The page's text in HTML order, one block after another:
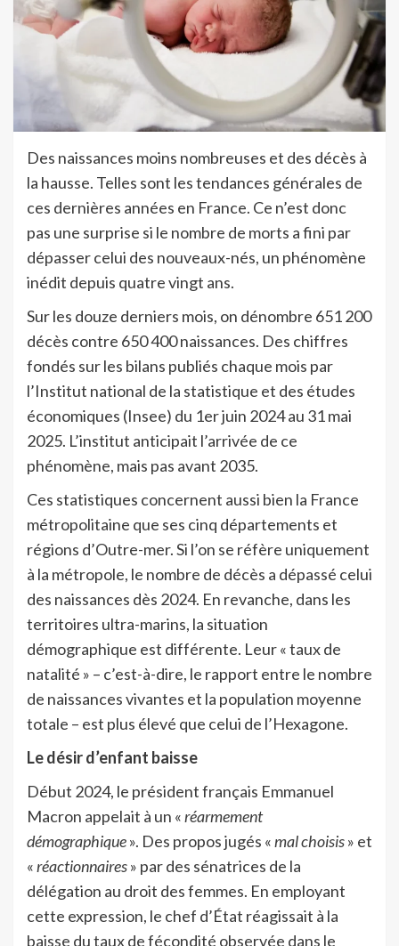
Des naissances moins nombreuses et des décès à
la hausse. Telles sont les tendances générales de
ces dernières années en France. Ce n’est donc
pas une surprise si le nombre de morts a fini par
dépasser celui des nouveaux-nés, un phénomène
inédit depuis quatre vingt ans.
Sur les douze derniers mois, on dénombre 651 200
décès contre 650 400 naissances. Des chiffres
fondés sur les bilans publiés chaque mois par
l’Institut national de la statistique et des études
économiques (Insee) du 1er juin 2024 au 31 mai
2025. L’institut anticipait l’arrivée de ce
phénomène, mais pas avant 2035.
Ces statistiques concernent aussi bien la France
métropolitaine que ses cinq départements et
régions d’Outre-mer. Si l’on se réfère uniquement
à la métropole, le nombre de décès a dépassé celui
des naissances dès 2024. En revanche, dans les
territoires ultra-marins, la situation
démographique est différente. Leur « taux de
natalité » – c’est-à-dire, le rapport entre le nombre
de naissances vivantes et la population moyenne
totale – est plus élevé que celui de l’Hexagone.
Le désir d’enfant baisse
Début 2024, le président français Emmanuel
Macron appelait à un «réarmement
démographique». Des propos jugés «mal choisis» et
«réactionnaires» par des sénatrices de la
délégation au droit des femmes. En employant
cette expression, le chef d’État réagissait à la
baisse du taux de fécondité observée dans le